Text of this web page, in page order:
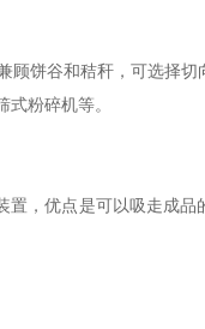
饼谷和秸秆，可选择切
粉碎机等。
，优点是可以吸走成品